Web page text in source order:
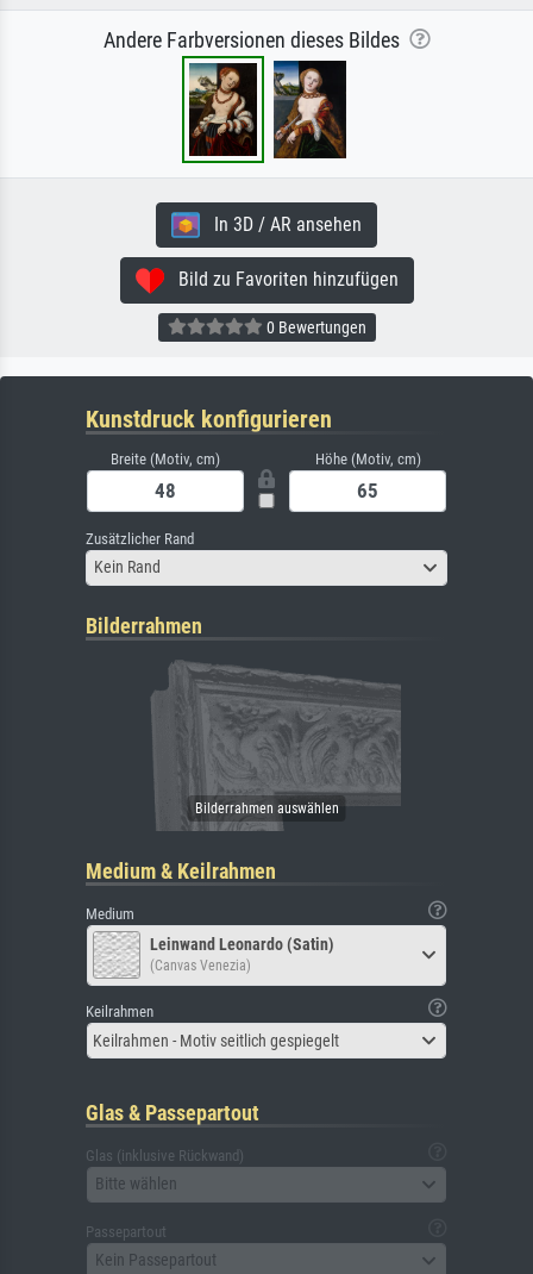
Andere Farbversionen dieses Bildes
In 3D / AR ansehen
Bild zu Favoriten hinzufügen
0 Bewertungen
Kunstdruck konfigurieren
Breite (Motiv, cm) Höhe (Motiv, cm)
Zusätzlicher Rand
Kein Rand
Bilderrahmen
Medium & Keilrahmen
Medium
Leinwand Leonardo (Satin)
(Canvas Venezia)
Keilrahmen
Keilrahmen - Motiv seitlich gespiegelt
Glas & Passepartout
Glas (inklusive Rückwand)
Bitte wählen
Passepartout
Kein Passepartout